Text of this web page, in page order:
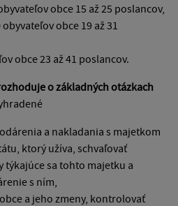
obce 15 až 25 poslancov,
obce 19 až 31
obce 23 až 41 poslancov.
o základných otázkach
a nakladania s majetkom
ktorý užíva, schvaľovať
týkajúce sa tohto majetku a
s ním,
a jeho zmeny, kontrolovať